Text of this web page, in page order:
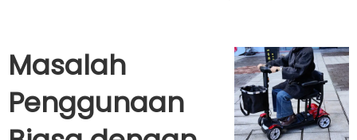
Masalah
Penggunaan